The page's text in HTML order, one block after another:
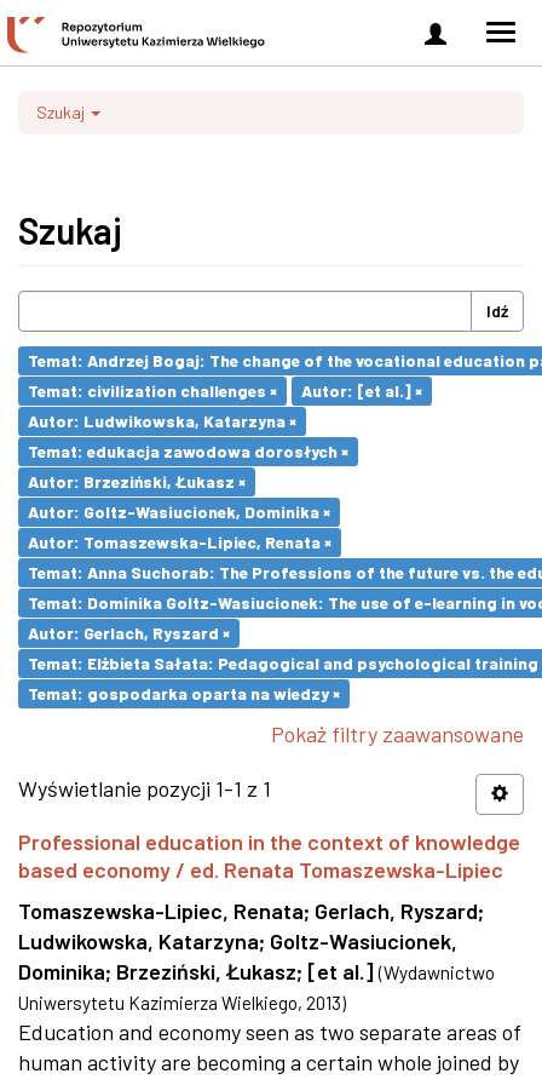
Zaloguj
się
Szukaj
Szukaj
Idź
Temat: Andrzej Bogaj: The change of the vocational education
Temat: civilization challenges ×
Autor: [et al.] ×
Autor: Ludwikowska, Katarzyna ×
Temat: edukacja zawodowa dorosłych ×
Autor: Brzeziński, Łukasz ×
Autor: Goltz-Wasiucionek, Dominika ×
Autor: Tomaszewska-Lipiec, Renata ×
Temat: Anna Suchorab: The Professions of the future vs. the
Temat: Dominika Goltz-Wasiucionek: The use of e-learning in
Autor: Gerlach, Ryszard ×
Temat: Elżbieta Sałata: Pedagogical and psychological
Temat: gospodarka oparta na wiedzy ×
Pokaż filtry zaawansowane
Wyświetlanie pozycji 1-1 z 1
Professional education in the context of knowledge
based economy / ed. Renata Tomaszewska-Lipiec
Tomaszewska-Lipiec, Renata; Gerlach, Ryszard;
Ludwikowska, Katarzyna; Goltz-Wasiucionek,
Dominika; Brzeziński, Łukasz; [et al.] (Wydawnictwo
Uniwersytetu Kazimierza Wielkiego, 2013)
Education and economy seen as two separate areas of
human activity are becoming a certain whole joined by